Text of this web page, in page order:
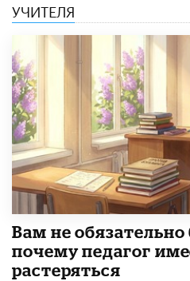
УЧИТЕЛЯ
​Вам не
почему педагог
растеряться